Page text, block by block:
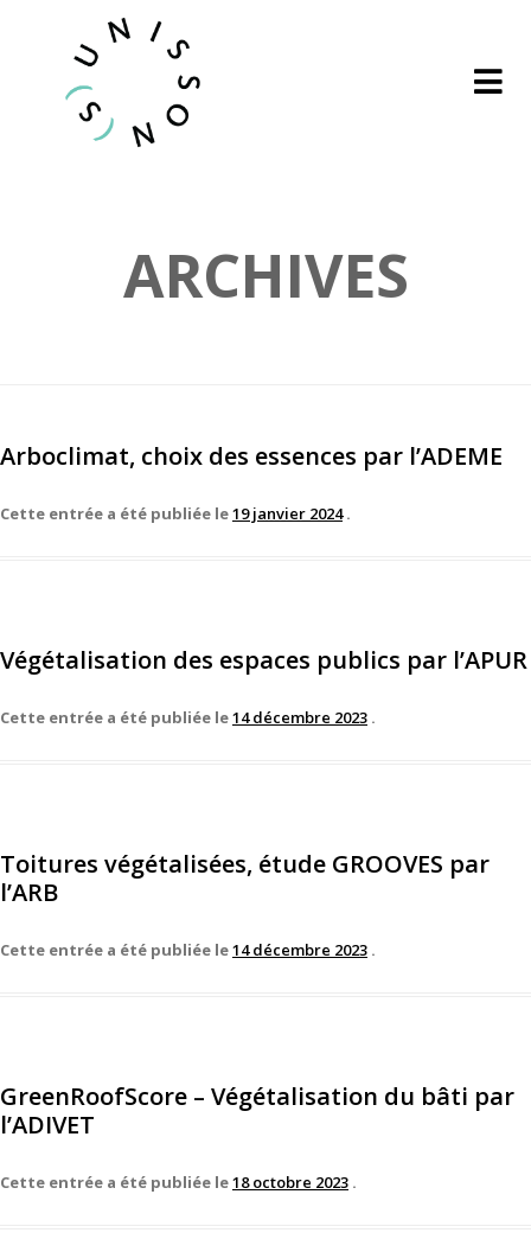
ARCHIVES
Arboclimat, choix des essences par l’ADEME
Cette entrée a été publiée le19 janvier 2024 .
Végétalisation des espaces publics par l’APUR
Cette entrée a été publiée le14 décembre 2023 .
Toitures végétalisées, étude GROOVES par
l’ARB
Cette entrée a été publiée le14 décembre 2023 .
GreenRoofScore – Végétalisation du bâti par
l’ADIVET
Cette entrée a été publiée le18 octobre 2023 .